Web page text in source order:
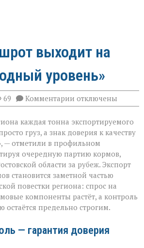
выходит на
уровень»
69 Комментарии к
записи
шрот
выходит
международный
уровень»
отключены
каждая тонна экспортируемого
груз, а знак доверия к качеству
— отметили в профильном
очередную партию кормов,
области за рубеж. Экспорт
становится заметной частью
повестки региона: спрос на
компоненты растёт, а контроль
остаётся предельно строгим.
— гарантия доверия